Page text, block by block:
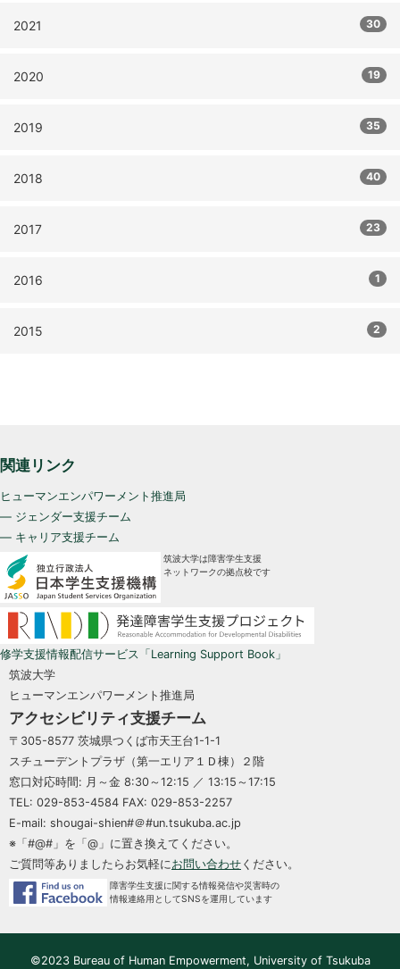
2021 30
2020 19
2019 35
2018 40
2017 23
2016 1
2015 2
関連リンク
ヒューマンエンパワーメント推進局
— ジェンダー支援チーム
— キャリア支援チーム
筑波大学は障害学生支援
ネットワークの拠点校です
修学支援情報配信サービス「Learning Support Book」
筑波大学
ヒューマンエンパワーメント推進局
アクセシビリティ支援チーム
〒305-8577 茨城県つくば市天王台1-1-1
スチューデントプラザ（第一エリア１Ｄ棟）２階
窓口対応時間: 月～金 8:30～12:15 ／ 13:15～17:15
TEL: 029-853-4584 FAX: 029-853-2257
E-mail: shougai-shien#＠#un.tsukuba.ac.jp
※「#@#」を「@」に置き換えてください。
ご質問等ありましたらお気軽に お問い合わせ ください。
障害学生支援に関する情報発信や災害時の
情報連絡用としてSNSを運用しています
©2023 Bureau of Human Empowerment, University of Tsukuba